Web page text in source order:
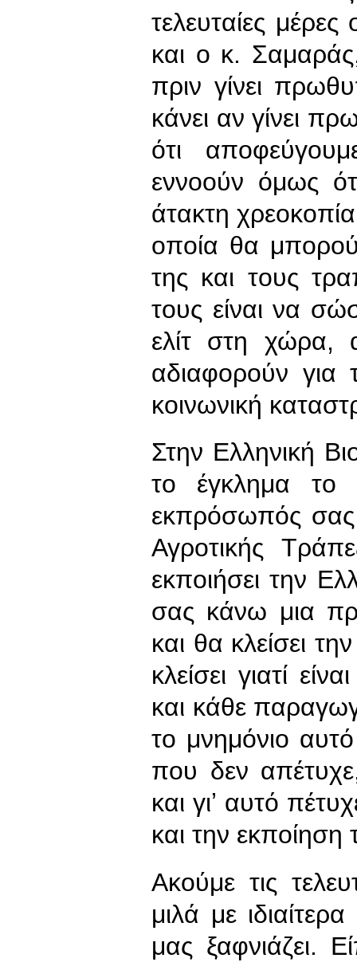
τελευταίες
και ο κ.
πριν γίνει
κάνει αν γίνει
ότι
εννοούν όμως
άτακτη
οποία θα
της και τους
τους είναι να
ελίτ στη χώρα,
αδιαφορούν για
κοινωνική
Στην Ελληνική
το έγκλημα το
εκπρόσωπός σας
Αγροτικής
εκποιήσει την
σας κάνω μια
και θα κλείσει
κλείσει γιατί
και κάθε
το μνημόνιο
που δεν
και γιʼ αυτό
και την εκποίηση
Ακούμε τις
μιλά με
μας ξαφνιάζει.